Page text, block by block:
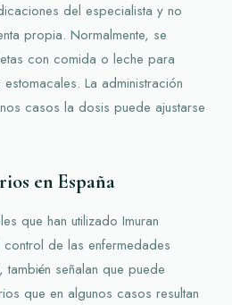
del especialista y no
propia. Normalmente, se
con comida o leche para
La administración
casos la dosis puede ajustarse
en España
que han utilizado Imuran
de las enfermedades
también señalan que puede
que en algunos casos resultan